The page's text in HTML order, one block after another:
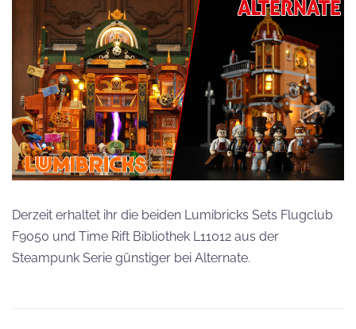
Derzeit erhaltet ihr die beiden Lumibricks Sets Flugclub
F9050 und Time Rift Bibliothek L11012 aus der
Steampunk Serie günstiger bei Alternate.